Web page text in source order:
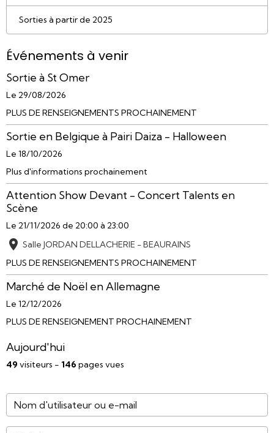
Sorties à partir de 2025
Événements à venir
Sortie à St Omer
Le 29/08/2026
PLUS DE RENSEIGNEMENTS PROCHAINEMENT
Sortie en Belgique à Pairi Daiza - Halloween
Le 18/10/2026
Plus d'informations prochainement
Attention Show Devant - Concert Talents en
Scène
Le 21/11/2026 de 20:00 à 23:00
Salle JORDAN DELLACHERIE - BEAURAINS
PLUS DE RENSEIGNEMENTS PROCHAINEMENT
Marché de Noël en Allemagne
Le 12/12/2026
PLUS DE RENSEIGNEMENT PROCHAINEMENT
Aujourd'hui
49 visiteurs - 146 pages vues